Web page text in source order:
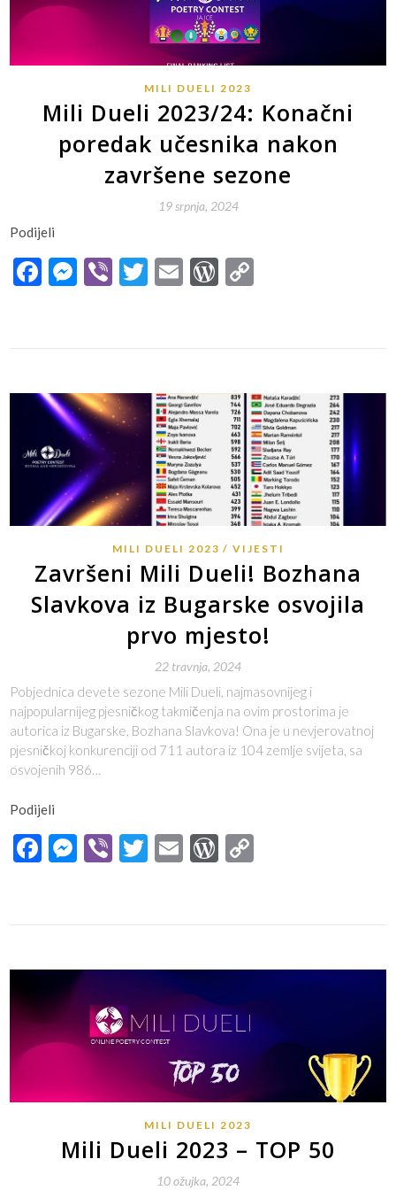
MILI DUELI 2023
Mili Dueli 2023/24: Konačni
poredak učesnika nakon
završene sezone
19 srpnja, 2024
Podijeli
Facebook
Messenger
ViberTwitter
EmailWordPress
MILI DUELI 2023 VIJESTI
Završeni Mili Dueli! Bozhana
Slavkova iz Bugarske osvojila
prvo mjesto!
22 travnja, 2024
Pobjednica devete sezone Mili Dueli, najmasovnijeg i
najpopularnijeg pjesničkog takmičenja na ovim prostorima je
autorica iz Bugarske, Bozhana Slavkova! Ona je u nevjerovatnoj
pjesničkoj konkurenciji od 711 autora iz 104 zemlje svijeta, sa
osvojenih 986…
Podijeli
Facebook
Messenger
ViberTwitter
EmailWordPress
MILI DUELI 2023
Mili Dueli 2023 – TOP 50
10 ožujka, 2024